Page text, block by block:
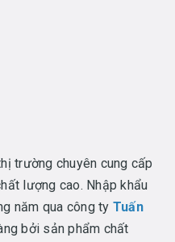
trường chuyên cung cấp
lượng cao. Nhập khẩu
năm qua công ty Tuấn
bởi sản phẩm chất